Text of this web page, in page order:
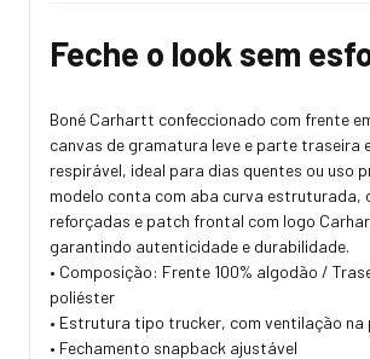
Feche o look sem
Boné Carhartt confeccionado com frente
canvas de gramatura leve e parte traseira
respirável, ideal para dias quentes ou uso
modelo conta com aba curva estruturada,
reforçadas e patch frontal com logo
garantindo autenticidade e durabilidade.
• Composição: Frente 100% algodão /
poliéster
• Estrutura tipo trucker, com ventilação
• Fechamento snapback ajustável